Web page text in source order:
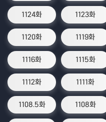
1124화 1123화
1120화 1119화
1116화 1115화
1112화 1111화
1108.5화 1108화